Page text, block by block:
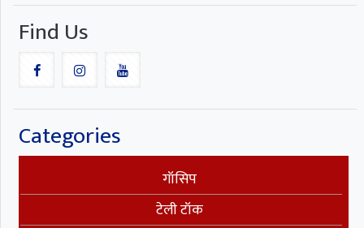
Find Us
Categories
गॉसिप
टेली टॉक